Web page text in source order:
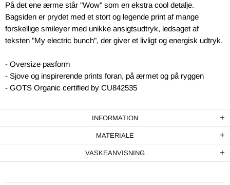
På det ene ærme står "Wow" som en ekstra cool detalje.
Bagsiden er prydet med et stort og legende print af mange
forskellige smileyer med unikke ansigtsudtryk, ledsaget af
teksten "My electric bunch", der giver et livligt og energisk udtryk.
- Oversize pasform
- Sjove og inspirerende prints foran, på ærmet og på ryggen
- GOTS Organic certified by CU842535
INFORMATION
MATERIALE
VASKEANVISNING